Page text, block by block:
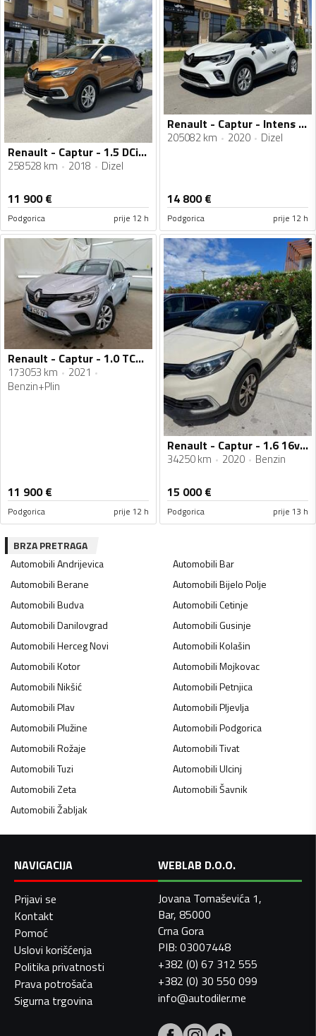
Renault - Captur - 1.5 DCi Intens
258528 km 2018 Dizel
11 900€
Podgorica prije 12 h
Renault - Captur - Intens Full Led
205082 km 2020 Dizel
14 800€
Podgorica prije 12 h
Renault - Captur - 1.0 TCE GPL
173053 km
2021
Benzin+Plin
11 900€
Podgorica prije 12 h
Renault - Captur - 1.6 16v SCE
34250 km 2020 Benzin
15 000€
Podgorica prije 13 h
BRZA PRETRAGA
AutomobiliAndrijevica AutomobiliBar
AutomobiliBerane AutomobiliBijelo Polje
AutomobiliBudva AutomobiliCetinje
AutomobiliDanilovgrad AutomobiliGusinje
AutomobiliHerceg Novi AutomobiliKolašin
AutomobiliKotor AutomobiliMojkovac
AutomobiliNikšić AutomobiliPetnjica
AutomobiliPlav AutomobiliPljevlja
AutomobiliPlužine AutomobiliPodgorica
AutomobiliRožaje AutomobiliTivat
AutomobiliTuzi AutomobiliUlcinj
AutomobiliZeta AutomobiliŠavnik
AutomobiliŽabljak
NAVIGACIJA
Prijavi se
Kontakt
Pomoć
Uslovi korišćenja
Politika privatnosti
Prava potrošača
Sigurna trgovina
WEBLAB D.O.O.
Jovana Tomaševića 1,
Bar, 85000
Crna Gora
PIB: 03007448
+382 (0) 67 312 555
+382 (0) 30 550 099
info@autodiler.me